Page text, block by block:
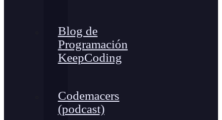
Blog de
Programación
KeepCoding
Codemacers
(podcast)